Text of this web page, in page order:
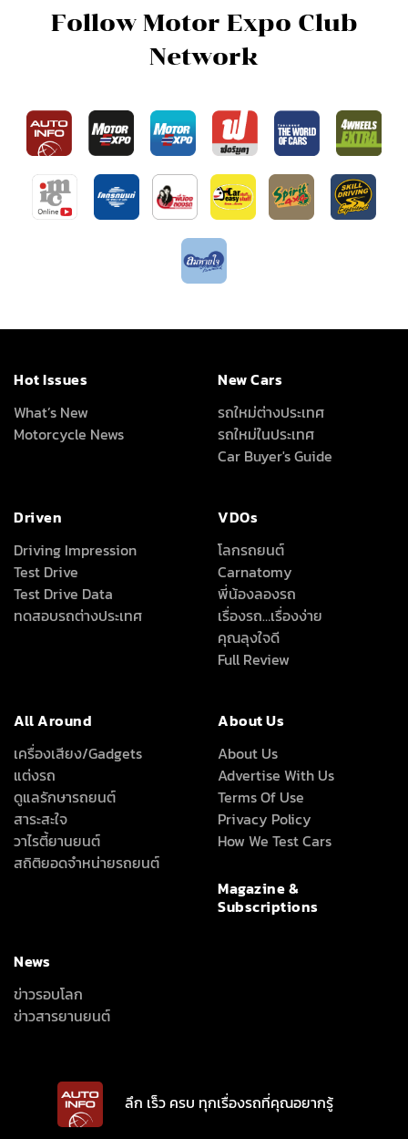
Follow Motor Expo Club
Network
Hot Issues
What’s New
Motorcycle News
New Cars
รถใหม่ต่างประเทศ
รถใหม่ในประเทศ
Car Buyer's Guide
Driven
Driving Impression
Test Drive
Test Drive Data
ทดสอบรถต่างประเทศ
VDOs
โลกรถยนต์
Carnatomy
พี่น้องลองรถ
เรื่องรถ…เรื่องง่าย
คุณลุงใจดี
Full Review
All Around
เครื่องเสียง/Gadgets
แต่งรถ
ดูแลรักษารถยนต์
สาระสะใจ
วาไรตี้ยานยนต์
สถิติยอดจำหน่ายรถยนต์
About Us
About Us
Advertise With Us
Terms Of Use
Privacy Policy
How We Test Cars
Magazine &
Subscriptions
News
ข่าวรอบโลก
ข่าวสารยานยนต์
ลึก เร็ว ครบ ทุกเรื่องรถที่คุณอยากรู้